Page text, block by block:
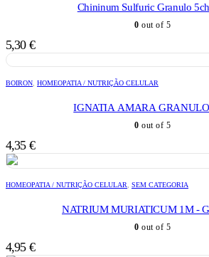
Chininum Sulfuric Granulo
0 out of 5
5,30 €
BOIRON HOMEOPATIA / NUTRIÇÃO CELULAR
IGNATIA AMARA
0 out of 5
4,35 €
HOMEOPATIA / NUTRIÇÃO CELULAR SEM CATEGORIA
NATRIUM MURIATICUM 1M -
0 out of 5
4,95 €